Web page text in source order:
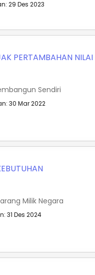
29 Des 2023
PERTAMBAHAN NILAI
Sendiri
30 Mar 2022
Milik Negara
31 Des 2024